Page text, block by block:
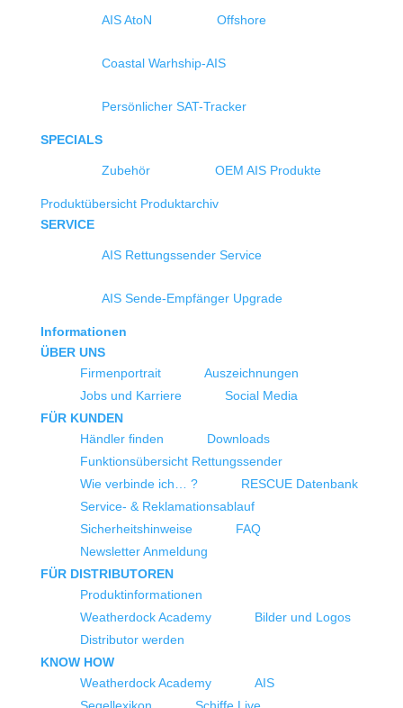
AIS AtoN Offshore
Coastal Warhship-AIS
Persönlicher SAT-Tracker
SPECIALS
Zubehör OEM AIS Produkte
Produktübersicht Produktarchiv
SERVICE
AIS Rettungssender Service
AIS Sende-Empfänger Upgrade
Informationen
ÜBER UNS
Firmenportrait
Auszeichnungen
Jobs und Karriere
Social Media
FÜR KUNDEN
Händler finden
Downloads
Funktionsübersicht Rettungssender
Wie verbinde ich… ?
RESCUE Datenbank
Service- & Reklamationsablauf
Sicherheitshinweise
FAQ
Newsletter Anmeldung
FÜR DISTRIBUTOREN
Produktinformationen
Weatherdock Academy
Bilder und Logos
Distributor werden
KNOW HOW
Weatherdock Academy
AIS
Segellexikon
Schiffe Live